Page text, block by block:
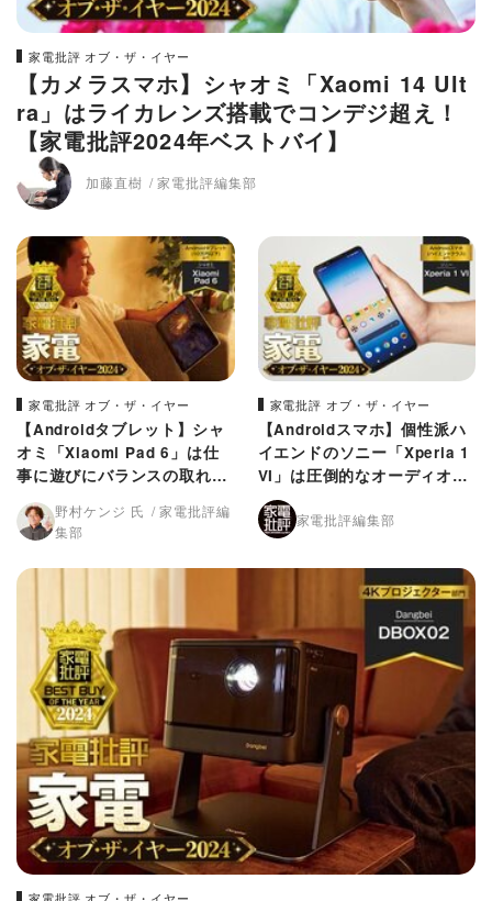
家電批評 オブ・ザ・イヤー
【カメラスマホ】シャオミ「Xaomi 14 Ult
ra」はライカレンズ搭載でコンデジ超え！
【家電批評2024年ベストバイ】
加藤直樹 家電批評編集部
家電批評 オブ・ザ・イヤー
【Androidタブレット】シャ
オミ「Xiaomi Pad 6」は仕
事に遊びにバランスの取れた
コスパ優秀モデル【家電批評
2024年ベストバイ】
野村ケンジ 氏
家電批評編
集部
家電批評 オブ・ザ・イヤー
【Androidスマホ】個性派ハ
イエンドのソニー「Xperia 1
VI」は圧倒的なオーディオ
力！【家電批評2024年ベスト
バイ】家電批評編集部